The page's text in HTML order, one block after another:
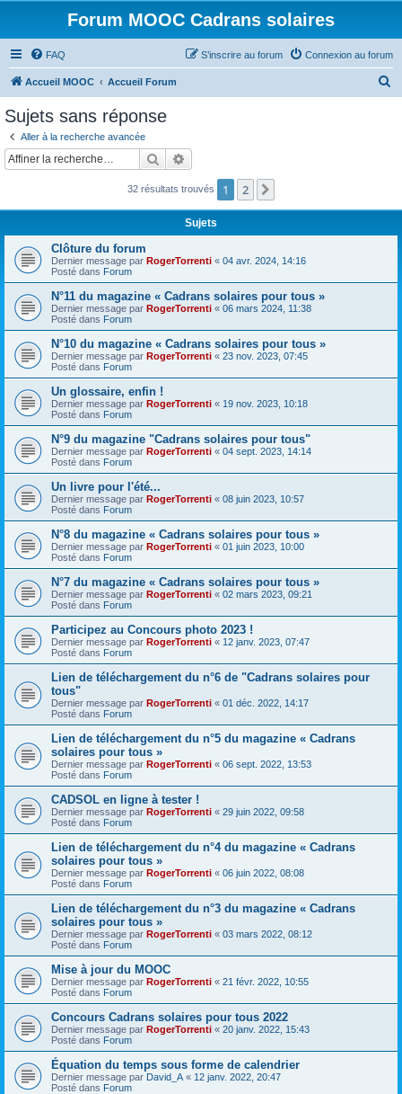
Forum MOOC Cadrans solaires
FAQ Connexion au forum
S’inscrire au forum
Accueil MOOC Accueil Forum
c
Sujets sans réponse
Aller à la recherche avancée
Rechercher
32 résultats trouvés 1 2
Sujets
Clôture du forum
Dernier message par RogerTorrenti « 04 avr. 2024, 14:16
Posté dans Forum
N°11 du magazine « Cadrans solaires pour tous »
Dernier message par RogerTorrenti « 06 mars 2024, 11:38
Posté dans Forum
N°10 du magazine « Cadrans solaires pour tous »
Dernier message par RogerTorrenti « 23 nov. 2023, 07:45
Posté dans Forum
Un glossaire, enfin !
Dernier message par RogerTorrenti « 19 nov. 2023, 10:18
Posté dans Forum
N°9 du magazine "Cadrans solaires pour tous"
Dernier message par RogerTorrenti « 04 sept. 2023, 14:14
Posté dans Forum
Un livre pour l'été...
Dernier message par RogerTorrenti « 08 juin 2023, 10:57
Posté dans Forum
N°8 du magazine « Cadrans solaires pour tous »
Dernier message par RogerTorrenti « 01 juin 2023, 10:00
Posté dans Forum
N°7 du magazine « Cadrans solaires pour tous »
Dernier message par RogerTorrenti « 02 mars 2023, 09:21
Posté dans Forum
Participez au Concours photo 2023 !
Dernier message par RogerTorrenti « 12 janv. 2023, 07:47
Posté dans Forum
Lien de téléchargement du n°6 de "Cadrans solaires pour
tous"
Dernier message par RogerTorrenti « 01 déc. 2022, 14:17
Posté dans Forum
Lien de téléchargement du n°5 du magazine « Cadrans
solaires pour tous »
Dernier message par RogerTorrenti « 06 sept. 2022, 13:53
Posté dans Forum
CADSOL en ligne à tester !
Dernier message par RogerTorrenti « 29 juin 2022, 09:58
Posté dans Forum
Lien de téléchargement du n°4 du magazine « Cadrans
solaires pour tous »
Dernier message par RogerTorrenti « 06 juin 2022, 08:08
Posté dans Forum
Lien de téléchargement du n°3 du magazine « Cadrans
solaires pour tous »
Dernier message par RogerTorrenti « 03 mars 2022, 08:12
Posté dans Forum
Mise à jour du MOOC
Dernier message par RogerTorrenti « 21 févr. 2022, 10:55
Posté dans Forum
Concours Cadrans solaires pour tous 2022
Dernier message par RogerTorrenti « 20 janv. 2022, 15:43
Posté dans Forum
Équation du temps sous forme de calendrier
Dernier message par David_A « 12 janv. 2022, 20:47
Posté dans Forum